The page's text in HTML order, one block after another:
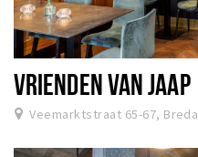
VRIENDEN VAN JAAP
Veemarktstraat 65-67, Breda